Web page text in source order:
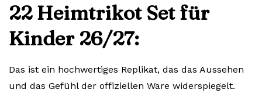
22 Heimtrikot Set für
Kinder 26/27:
Das ist ein hochwertiges Replikat, das das Aussehen
und das Gefühl der offiziellen Ware widerspiegelt.